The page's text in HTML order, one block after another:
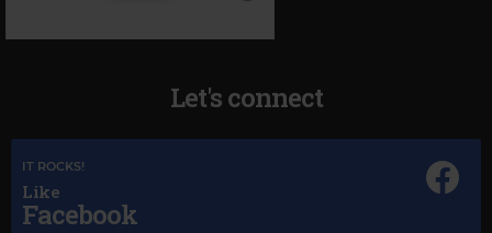
Let's connect
IT ROCKS!
Like
Facebook